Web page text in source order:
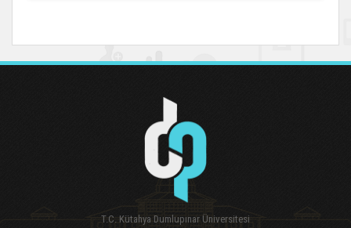
T.C. Kütahya Dumlupınar Üniversitesi